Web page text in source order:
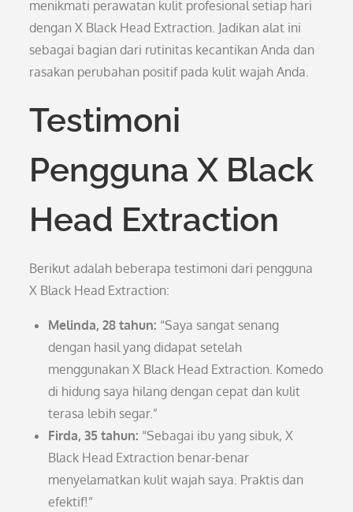
menikmati perawatan kulit profesional setiap hari
dengan X Black Head Extraction. Jadikan alat ini
sebagai bagian dari rutinitas kecantikan Anda dan
rasakan perubahan positif pada kulit wajah Anda.
Testimoni
Pengguna X Black
Head Extraction
Berikut adalah beberapa testimoni dari pengguna
X Black Head Extraction:
Melinda, 28 tahun: “Saya sangat senang
dengan hasil yang didapat setelah
menggunakan X Black Head Extraction. Komedo
di hidung saya hilang dengan cepat dan kulit
terasa lebih segar.”
Firda, 35 tahun: “Sebagai ibu yang sibuk, X
Black Head Extraction benar-benar
menyelamatkan kulit wajah saya. Praktis dan
efektif!”